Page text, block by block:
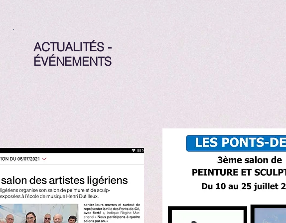
ACTUALITÉS -
ÉVÉNEMENTS